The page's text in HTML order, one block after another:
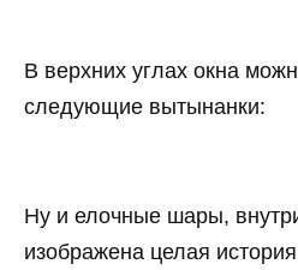
В верхних углах окна
следующие вытынанки:
Ну и елочные шары,
изображена целая